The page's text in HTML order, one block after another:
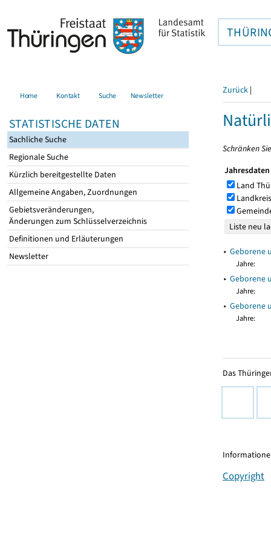
Home Kontakt Suche Newsletter
STATISTISCHE DATEN
Sachliche Suche
Regionale Suche
Kürzlich bereitgestellte Daten
Allgemeine Angaben, Zuordnungen
Gebietsveränderungen,
Änderungen zum Schlüsselverzeichnis
Definitionen und Erläuterungen
Newsletter
Zurück |
Schränken
Jahresdaten
Land
▸ Geborene
Jahre:
▸ Geborene
Jahre:
▸ Geborene
Jahre:
Das
Copyright